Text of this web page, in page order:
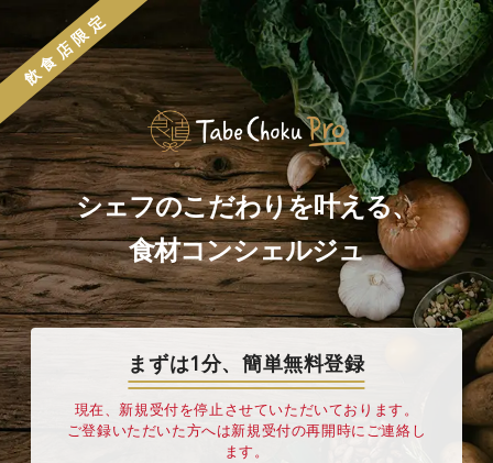
飲食店限定
シェフのこだわりを叶える、
食材コンシェルジュ
まずは1分、簡単無料登録
現在、新規受付を停止させていただいております。
ご登録いただいた方へは新規受付の再開時にご連絡し
ます。